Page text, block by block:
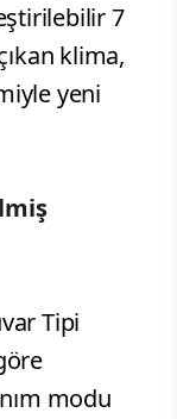
7
klima,
yeni
Tipi
modu